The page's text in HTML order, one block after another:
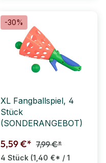
-30%
XL Fangballspiel, 4
Stück
(SONDERANGEBOT)
5,59 €* 7,99 €*
4 Stück (1,40 €* / 1